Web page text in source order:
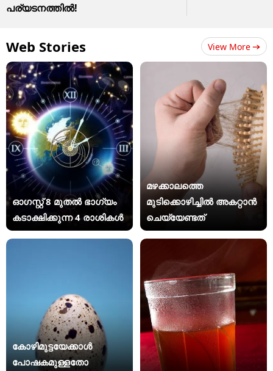
പര്യടനത്തില്‍!
Web Stories View More
ഓഗസ്റ്റ് 8 മുതൽ ഭാഗ്യം
കടാക്ഷിക്കുന്ന 4 രാശികൾ
മഴക്കാലത്തെ
മുടിക്കൊഴിച്ചിൽ അകറ്റാൻ
ചെയ്യേണ്ടത്
കോഴിമുട്ടയേക്കാൾ
പോഷകമുള്ളതോ